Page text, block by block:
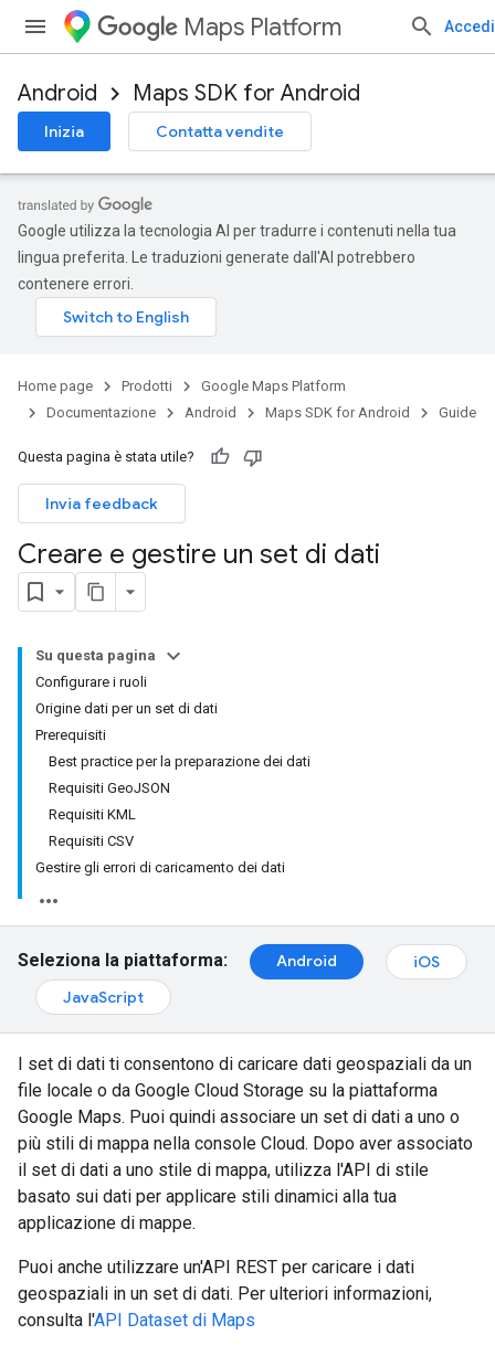
Maps Platform Accedi
Android Maps SDK for Android
Inizia Contatta vendite
Google utilizza la tecnologia AI per tradurre i contenuti nella tua
lingua preferita. Le traduzioni generate dall'AI potrebbero
contenere errori.
Home page Prodotti
Google Maps Platform
Documentazione
Android Maps SDK for Android Guide
Questa pagina è stata utile?
Invia feedback
Creare e gestire un set di dati
Su questa pagina
Configurare i ruoli
Origine dati per un set di dati
Prerequisiti
Best practice per la preparazione dei dati
Requisiti GeoJSON
Requisiti KML
Requisiti CSV
Gestire gli errori di caricamento dei dati
Seleziona la piattaforma: Android
iOS
JavaScript
I set di dati ti consentono di caricare dati geospaziali da un
file locale o da Google Cloud Storage su la piattaforma
Google Maps. Puoi quindi associare un set di dati a uno o
più stili di mappa nella console Cloud. Dopo aver associato
il set di dati a uno stile di mappa, utilizza l'API di stile
basato sui dati per applicare stili dinamici alla tua
applicazione di mappe.
Puoi anche utilizzare un'API REST per caricare i dati
geospaziali in un set di dati. Per ulteriori informazioni,
consulta l'API Dataset di Maps